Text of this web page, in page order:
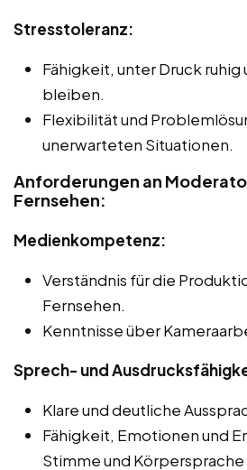
Stresstoleranz:
Fähigkeit, unter Druck ruhig
bleiben.
Flexibilität und
unerwarteten Situationen.
Anforderungen an
Fernsehen:
Medienkompetenz:
Verständnis für die
Fernsehen.
Kenntnisse über
Sprech- und
Klare und deutliche
Fähigkeit, Emotionen und
Stimme und